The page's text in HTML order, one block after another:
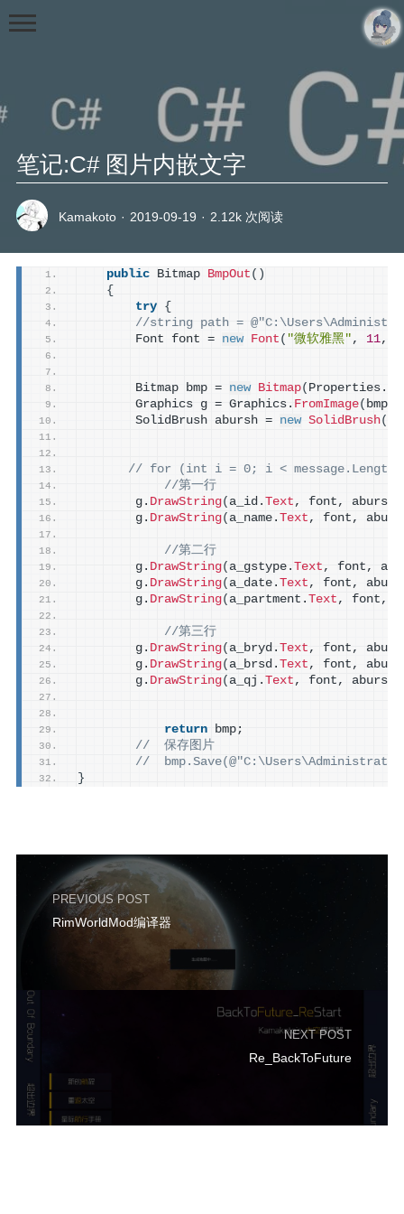
笔记:C# 图片内嵌文字
Kamakoto · 2019-09-19 · 2.12k 次阅读
public Bitmap BmpOut ()
{
try
{
//string path =
        Font font =
new Font ( "微软雅黑" , 11,
        Bitmap bmp =
new Bitmap( Properties.
        Graphics g = Graphics.
FromImage( bmp)
        SolidBrush abursh =
new SolidBrush(
// for (int i = 0; i <
//第一行
        g.
DrawString( a_id. Text , font,
        g.
DrawString( a_name. Text , font,
//第二行
        g.
DrawString( a_gstype. Text , font,
        g.
DrawString( a_date. Text , font,
        g.
DrawString( a_partment. Text , font,
//第三行
        g.
DrawString( a_bryd. Text , font,
        g.
DrawString( a_brsd. Text , font,
        g.
DrawString( a_qj. Text , font,
return bmp;
//  保存图片
//
}
PREVIOUS POST
RimWorldMod编译器
NEXT POST
Re_BackToFuture
未分类
动漫头像生成器
Login
Register
Player
Sitemap